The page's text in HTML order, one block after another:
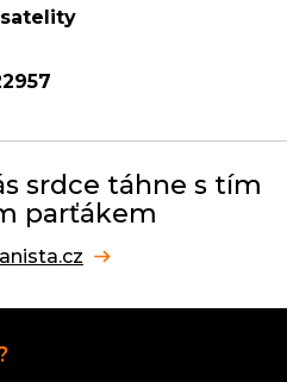
srdce táhne s tím
parťákem